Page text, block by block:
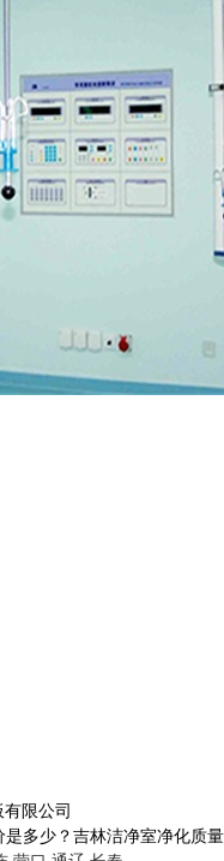
限公司
多少？吉林洁净室净化